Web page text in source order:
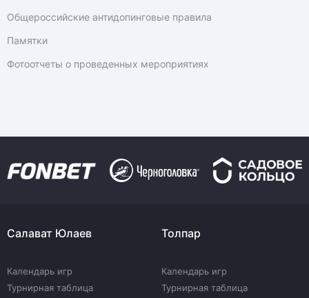
Общероссийские антидопинговые правила
Памятки
Фотоотчеты о проведенных мероприятиях
Салават Юлаев
Календарь игр
Турнирная таблица
Толпар
Календарь игр
Турнирная таблица